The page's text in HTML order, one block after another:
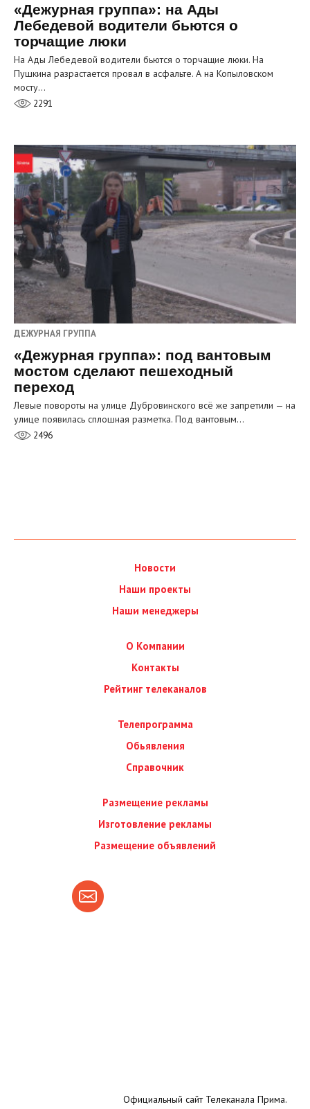
«Дежурная группа»: на Ады
Лебедевой водители бьются о
торчащие люки
На Ады Лебедевой водители бьются о торчащие люки. На
Пушкина разрастается провал в асфальте. А на Копыловском
мосту…
2291
ДЕЖУРНАЯ ГРУППА
«Дежурная группа»: под вантовым
мостом сделают пешеходный
переход
Левые повороты на улице Дубровинского всё же запретили — на
улице появилась сплошная разметка. Под вантовым…
2496
Новости
Наши проекты
Наши менеджеры
О Компании
Контакты
Рейтинг телеканалов
Телепрограмма
Обьявления
Справочник
Размещение рекламы
Изготовление рекламы
Размещение объявлений
Официальный сайт Телеканала Прима.